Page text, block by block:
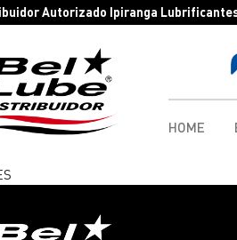
Autorizado Ipiranga
HOME